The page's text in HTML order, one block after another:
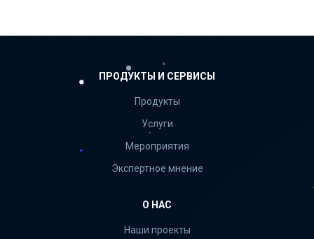
ПРОДУКТЫ И СЕРВИСЫ
Продукты
Услуги
Мероприятия
Экспертное мнение
О НАС
Наши проекты